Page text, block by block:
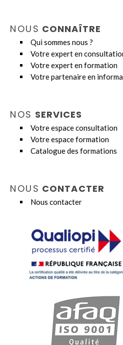
NOUS CONNAÎTRE
Qui sommes nous ?
Votre expert en
Votre expert en formation
Votre partenaire en
NOS SERVICES
Votre espace consultation
Votre espace formation
Catalogue des formations
NOUS CONTACTER
Nous contacter